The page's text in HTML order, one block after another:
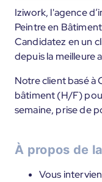
Iziwork, l'agence
Peintre en
Candidatez en un
depuis la meilleure
Notre client basé à
bâtiment (H/F)
semaine, prise de
À propos de
Vous